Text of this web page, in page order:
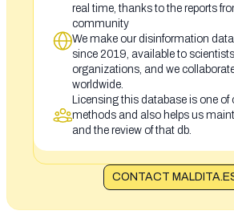
real time, thanks to the reports
community
We make our disinformation
since 2019, available to
organizations, and we
worldwide.
Licensing this database is one of
methods and also helps us
and the review of that db.
CONTACT